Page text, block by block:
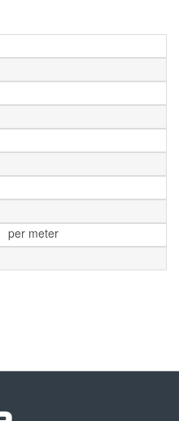
per meter